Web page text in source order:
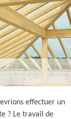
effectuer un
? Le travail de